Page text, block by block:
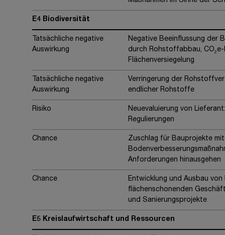
E4 Biodiversität
Tatsächliche negative
Auswirkung
Negative Beeinflussung der
durch Rohstoffabbau, CO2 e-
Flächenversiegelung
Tatsächliche negative
Auswirkung
Verringerung der
endlicher Rohstoffe
Risiko
Neuevaluierung von
Regulierungen
Chance
Zuschlag für Bauprojekte
Anforderungen hinausgehen
Chance
Entwicklung und Ausbau
flächenschonenden
und Sanierungsprojekte
E5 Kreislaufwirtschaft und Ressourcen